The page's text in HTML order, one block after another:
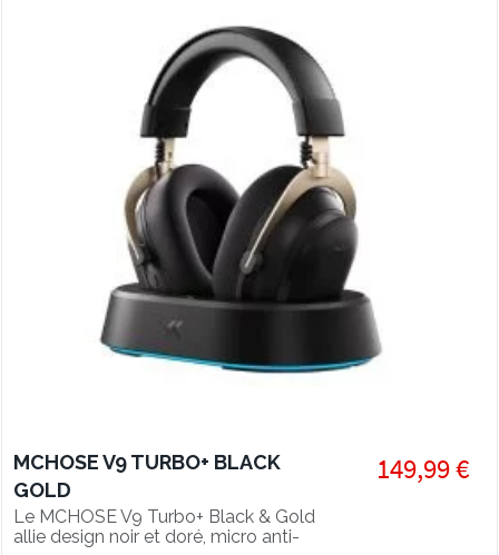
MCHOSE V9 TURBO+ BLACK
GOLD
Le MCHOSE V9 Turbo+ Black & Gold
allie design noir et doré, micro anti-
149,99 €